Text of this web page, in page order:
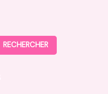
RECHERCHER